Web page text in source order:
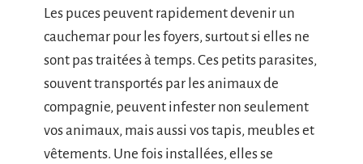
Les puces peuvent rapidement devenir un
cauchemar pour les foyers, surtout si elles ne
sont pas traitées à temps. Ces petits parasites,
souvent transportés par les animaux de
compagnie, peuvent infester non seulement
vos animaux, mais aussi vos tapis, meubles et
vêtements. Une fois installées, elles se